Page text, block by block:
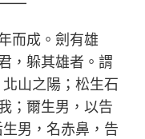
而成。劍有雄
，躲其雄者。謂
山之陽；松生石
；爾生男，以告
男，名赤鼻，告